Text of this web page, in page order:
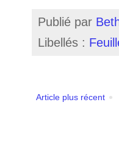
Publié par
Libellés :
Article plus récent